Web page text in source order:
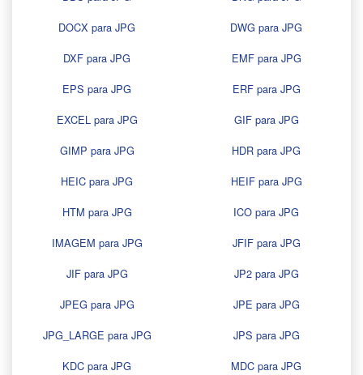
DOCX para JPG
DWG para JPG
DXF para JPG
EMF para JPG
EPS para JPG
ERF para JPG
EXCEL para JPG
GIF para JPG
GIMP para JPG
HDR para JPG
HEIC para JPG
HEIF para JPG
HTM para JPG
ICO para JPG
IMAGEM para JPG
JFIF para JPG
JIF para JPG
JP2 para JPG
JPEG para JPG
JPE para JPG
JPG_LARGE para JPG
JPS para JPG
KDC para JPG
MDC para JPG